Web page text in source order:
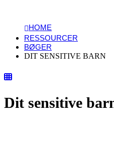
HOME
RESSOURCER
BØGER
DIT SENSITIVE BARN
Dit sensitive